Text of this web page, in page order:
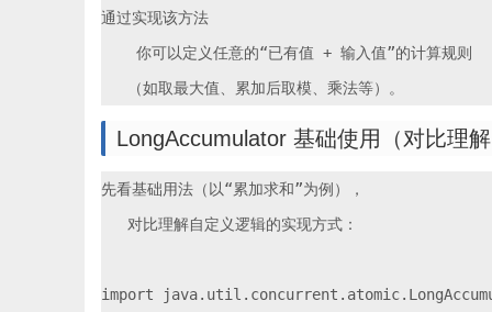
通过实现该方法
    你可以定义任意的“已有值 + 输入值”的计算规则
LongAccumulator 基础使用（对比理解
先看基础用法（以“累加求和”为例），
   对比理解自定义逻辑的实现方式：
import